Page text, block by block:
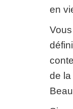
en
de la